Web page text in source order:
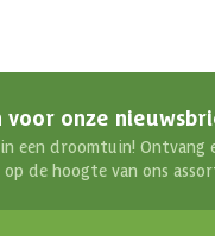
voor onze
een droomtuin! Ontvang
de hoogte van ons